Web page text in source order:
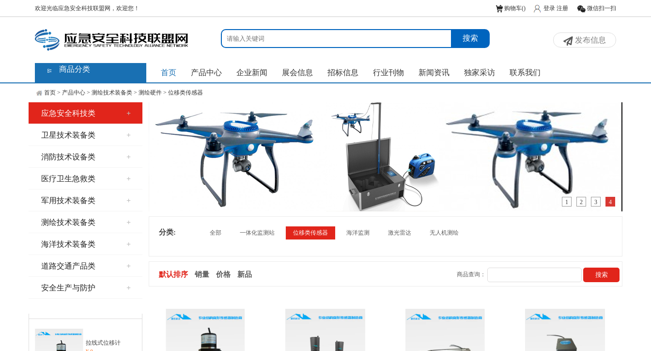
欢迎光临应急安全科技联盟网，欢迎您！ 购物车() 登录 注册 微信扫一扫
发布信息
商品分类 首页 产品中心 企业新闻 展会信息 招标信息 行业刊物 新闻资讯 独家采访 联系我们
首页 > 产品中心 > 测绘技术装备类 > 测绘硬件 > 位移类传感器
应急安全科技类 +
卫星技术装备类 +
消防技术设备类 +
医疗卫生急救类 +
军用技术装备类 +
测绘技术装备类 +
海洋技术装备类 +
道路交通产品类 +
安全生产与防护 +
1 2 3 4
分类: 全部 一体化监测站 位移类传感器 海洋监测 激光雷达 无人机测绘
默认排序 销量 价格 新品 商品查询：
拉线式位移计